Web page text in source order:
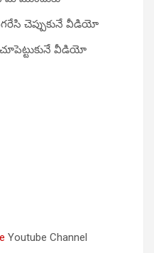
చెప్పుకునే వీడియో
వీడియో
Youtube Channel